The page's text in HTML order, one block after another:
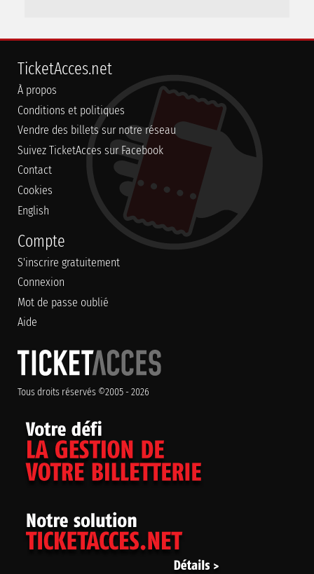
TicketAcces.net
À propos
Conditions et politiques
Vendre des billets sur notre réseau
Suivez TicketAcces sur Facebook
Contact
Cookies
English
Compte
S'inscrire gratuitement
Connexion
Mot de passe oublié
Aide
Tous droits réservés ©2005 - 2026